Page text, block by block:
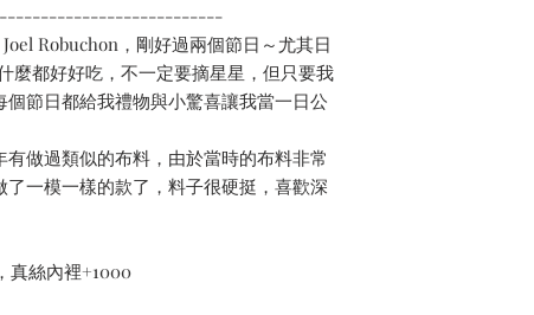
Robuchon，剛好過兩個節日～尤其日
麼都好好吃，不一定要摘星星，但只要我
節日都給我禮物與小驚喜讓我當一日公
做過類似的布料，由於當時的布料非常
一模一樣的款了，料子很硬挺，喜歡深
真絲內裡+1000